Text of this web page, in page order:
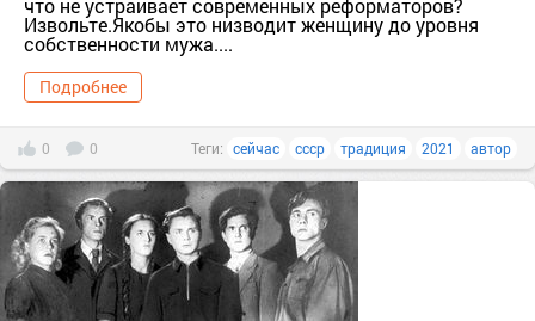
что не устраивает современных реформаторов?
Извольте.Якобы это низводит женщину до уровня
собственности мужа....
Подробнее
0 0 Теги: сейчас ссср традиция 2021 автор